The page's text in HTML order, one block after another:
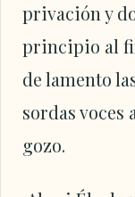
privación y
principio al
de lamento
sordas voces
gozo.